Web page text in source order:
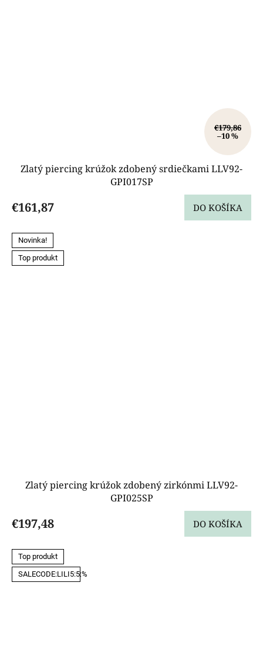
€179,86
–10 %
Zlatý piercing krúžok zdobený srdiečkami LLV92-
GPI017SP
€161,87 DO KOŠÍKA
Novinka!
Top produkt
Zlatý piercing krúžok zdobený zirkónmi LLV92-
GPI025SP
€197,48 DO KOŠÍKA
Top produkt
SALECODE:LILI5:5:%